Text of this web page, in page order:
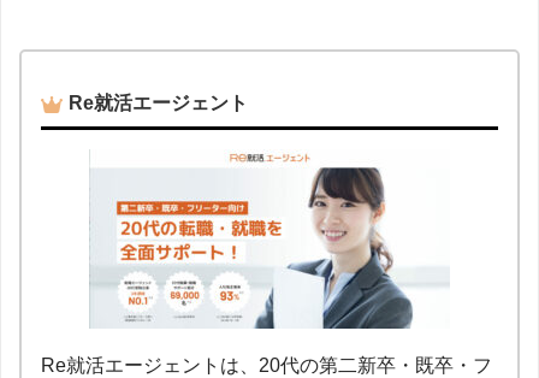
Re就活エージェント
Re就活エージェントは、20代の第二新卒・既卒・フ